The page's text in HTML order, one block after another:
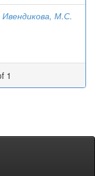
Ивендикова, М.С.
1